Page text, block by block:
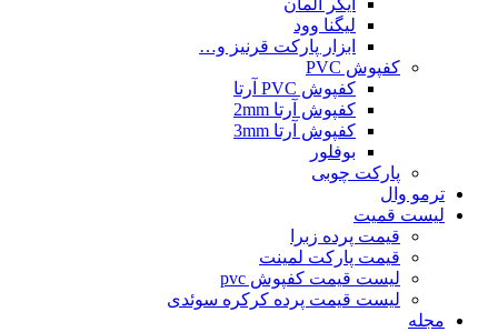
ایگر آلمان
لیگنا وود
ابزار پارکت قرنیز و…
کفپوش PVC
کفپوش PVC آرتا
کفپوش آرتا 2mm
کفپوش آرتا 3mm
بوفلور
پارکت چوبی
ترمو وال
لیست قمیت
قیمت پرده زبرا
قیمت پارکت لمینت
لیست قیمت کفپوش pvc
لیست قیمت پرده کرکره سوئدی
مجله